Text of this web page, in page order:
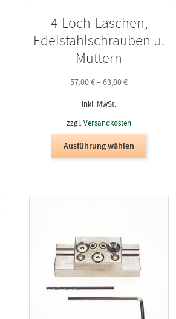
4-Loch-Laschen,
Edelstahlschrauben u.
Muttern
57,00€–63,00€
inkl. MwSt.
zzgl.Versandkosten
Ausführung wählen
Varianten